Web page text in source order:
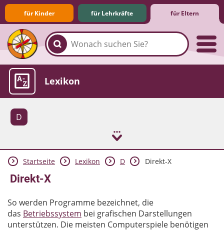
für Kinder für Lehrkräfte für Eltern
Familie & Medien
Spieletipps & Lernsoftware
Die Jüngsten im Netz
Lexikon
D
Aktuelles
Startseite Lexikon D Direkt-X
Direkt-X
So werden Programme bezeichnet, die
das Betriebssystem bei grafischen Darstellungen
unterstützen. Die meisten Computerspiele benötigen